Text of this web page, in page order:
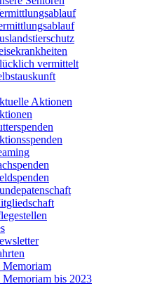
vermittelt
Aktionen
Memoriam
Memoriam bis 2023